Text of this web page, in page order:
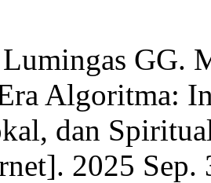
GG.
Algoritma:
dan
2025 Sep.